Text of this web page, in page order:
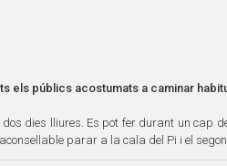
els públics acostumats a caminar
dies lliures. Es pot fer durant un cap
parar a la cala del Pi i el